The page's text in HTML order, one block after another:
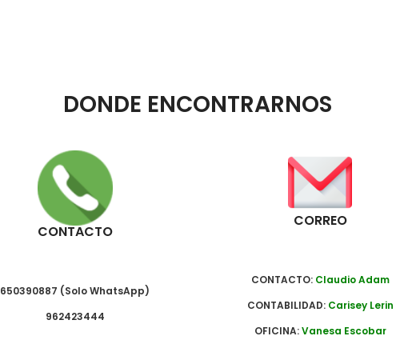
DONDE ENCONTRARNOS
CONTACTO
650390887 (Solo WhatsApp)
962423444
CORREO
CONTACTO: Claudio Adam
CONTABILIDAD: Carisey Lerin
OFICINA:Vanesa Escobar